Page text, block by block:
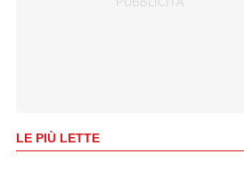
LE PIÙ LETTE